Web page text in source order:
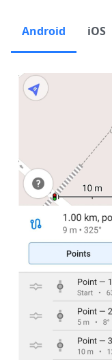
Android iOS